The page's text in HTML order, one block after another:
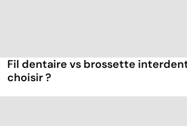
Fil dentaire vs brossette
choisir ?